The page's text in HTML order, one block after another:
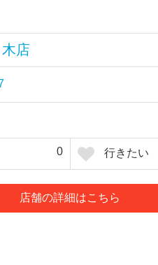
店
0 行きたい
店舗の詳細はこちら